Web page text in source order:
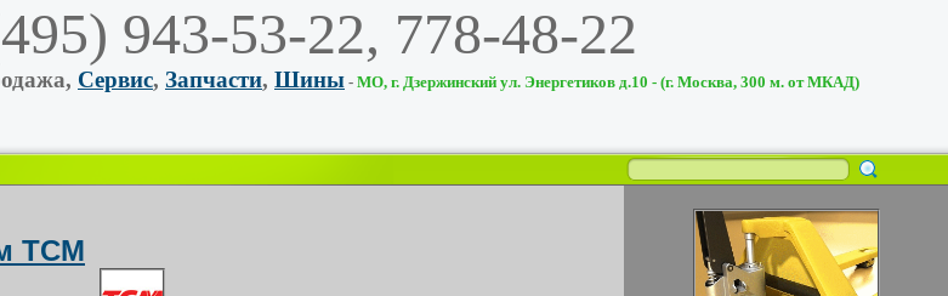
943-53-22, 778-48-22
Сервис, Запчасти, Шины - МО, г. Дзержинский ул. Энергетиков д.10 - (г. Москва, 300 м. от МКАД)
TCM